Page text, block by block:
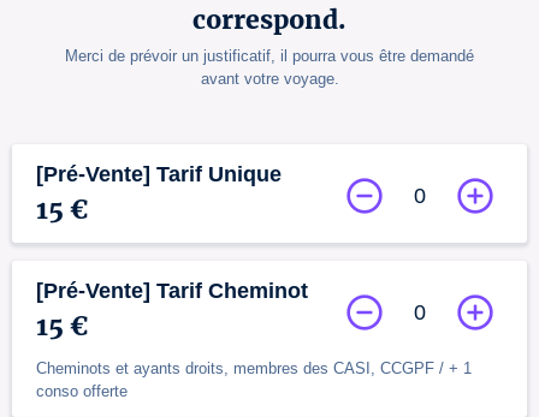
correspond.
Merci de prévoir un justificatif, il pourra vous être demandé
avant votre voyage.
[Pré-Vente] Tarif Unique
15 € 0
[Pré-Vente] Tarif Cheminot
15 €
Cheminots et ayants droits, membres des CASI, CCGPF / + 1
conso offerte
0